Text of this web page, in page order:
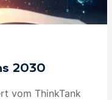
2030
vom ThinkTank